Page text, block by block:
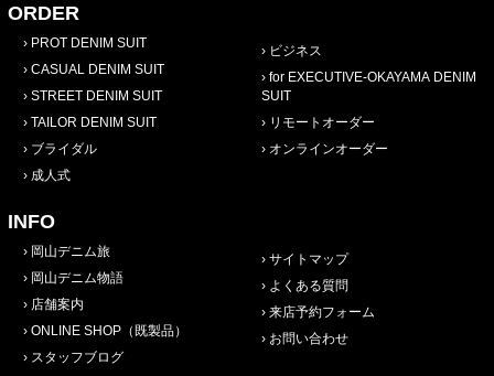
ORDER
PROT DENIM SUIT
CASUAL DENIM SUIT
STREET DENIM SUIT
TAILOR DENIM SUIT
ブライダル
成人式
ビジネス
for EXECUTIVE-OKAYAMA DENIM
SUIT
リモートオーダー
オンラインオーダー
INFO
岡山デニム旅
岡山デニム物語
店舗案内
ONLINE SHOP（既製品）
スタッフブログ
サイトマップ
よくある質問
来店予約フォーム
お問い合わせ